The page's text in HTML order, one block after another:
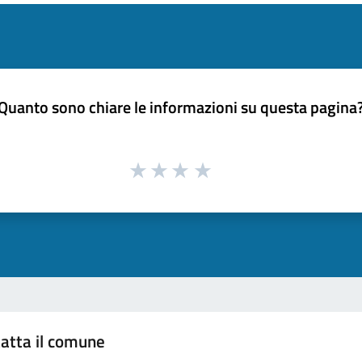
sono chiare le informazioni su questa
il comune